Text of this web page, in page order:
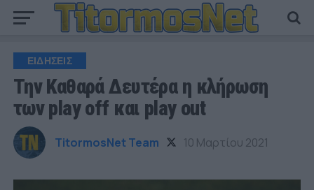
ΕΙΔΗΣΕΙΣ
Την Καθαρά Δευτέρα η κλήρωση
των play off και play out
TitormosNet Team 10 Μαρτίου 2021